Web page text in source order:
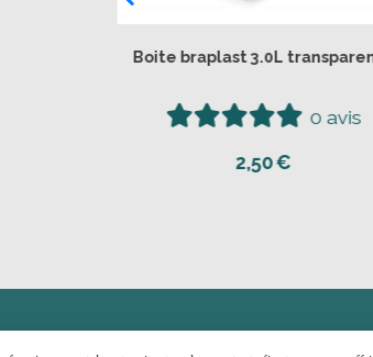
Os de seiche -
3,90
0